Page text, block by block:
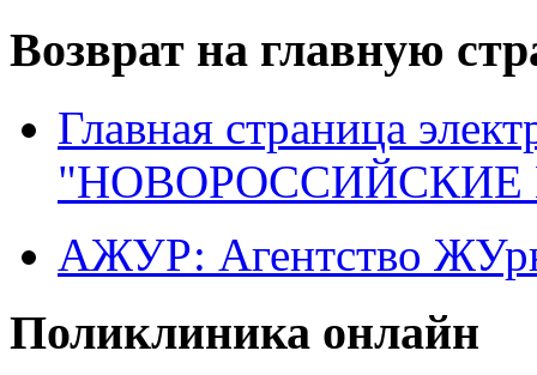
Возврат на главную
Главная страница
"НОВОРОССИЙСКИЕ
АЖУР: Агентство
Поликлиника онлайн